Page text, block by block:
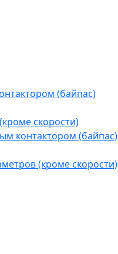
(байпас)
скорости)
контактором (байпас)
(кроме скорости)